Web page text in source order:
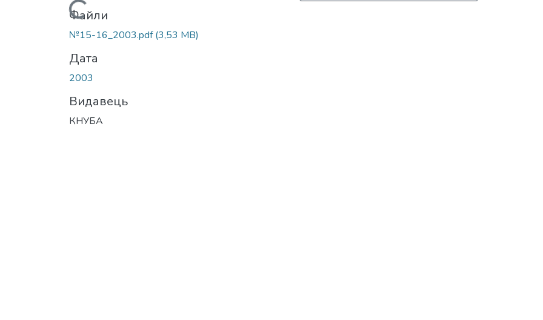
Вантажиться...
Файли
№15-16_2003.pdf(3,53 MB)
Дата
2003
Видавець
КНУБА